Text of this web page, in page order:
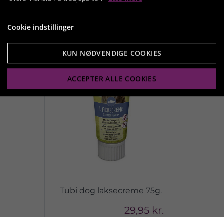
Vis produkt
Tubi dog laksecreme 75g.
29,95 kr.
Cookie indstillinger
KUN NØDVENDIGE COOKIES
ACCEPTER ALLE COOKIES